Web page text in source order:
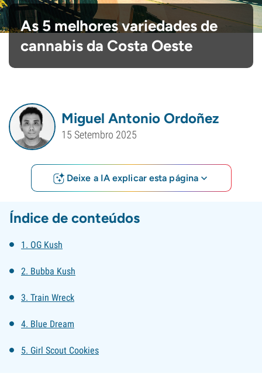
As 5 melhores variedades de
cannabis da Costa Oeste
Miguel Antonio Ordoñez
15 Setembro 2025
Deixe a IA explicar esta página
Índice de conteúdos
1. OG Kush
2. Bubba Kush
3. Train Wreck
4. Blue Dream
5. Girl Scout Cookies